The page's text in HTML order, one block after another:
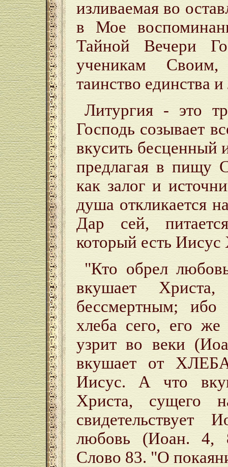
изливаемая во
в Мое
Тайной Вечери
ученикам
таинство единства
Литургия - это
Господь созывает
вкусить бесценный
предлагая в пищу
как залог и
душа откликается
Дар сей,
который есть Иисус
"Кто обрел
вкушает
бессмертным; ибо
хлеба сего, его
узрит во веки
вкушает от
Иисус. А что
Христа, сущего
свидетельствует
любовь (Иоан. 4,
Слово 83. "О